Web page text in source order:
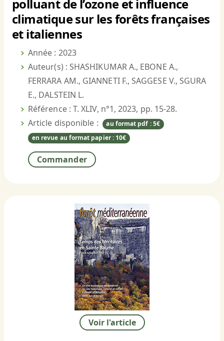
polluant de l’ozone et influence
climatique sur les forêts françaises
et italiennes
Année : 2023
Auteur(s) : SHASHIKUMAR A., EBONE A.,
FERRARA AM., GIANNETI F., SAGGESE V., SGURA
E., DALSTEIN L.
Référence : T. XLIV, n°1, 2023, pp. 15-28.
Article disponible :
au format pdf : 5€
en revue au format papier : 10€
Commander
Voir l'article